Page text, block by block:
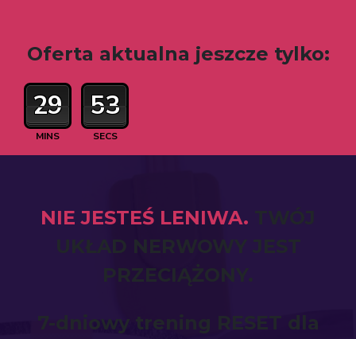
Oferta aktualna jeszcze tylko:
29
MINS
51
SECS
NIE JESTEŚ LENIWA. TWÓJ
UKŁAD NERWOWY JEST
PRZECIĄŻONY.
7-dniowy trening RESET dla